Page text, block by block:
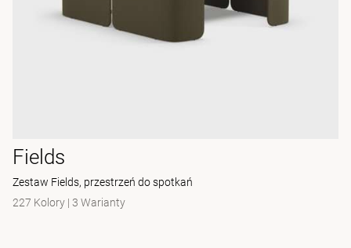
Fields
Zestaw Fields, przestrzeń do spotkań
227 Kolory | 3 Warianty